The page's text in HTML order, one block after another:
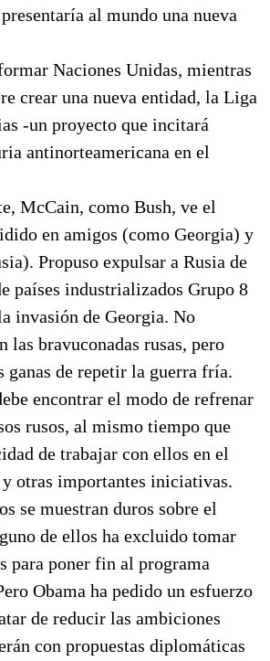
al mundo una nueva
Naciones Unidas, mientras
crear una nueva entidad, la Liga
-un proyecto que incitará
antinorteamericana en el
McCain, como Bush, ve el
en amigos (como Georgia) y
Propuso expulsar a Rusia de
países industrializados Grupo 8
invasión de Georgia. No
las bravuconadas rusas, pero
ganas de repetir la guerra fría.
encontrar el modo de refrenar
rusos, al mismo tiempo que
de trabajar con ellos en el
otras importantes iniciativas.
se muestran duros sobre el
de ellos ha excluido tomar
para poner fin al programa
Obama ha pedido un esfuerzo
de reducir las ambiciones
con propuestas diplomáticas